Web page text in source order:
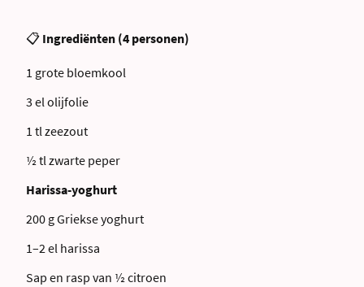
📋 Ingrediënten (4 personen)
1 grote bloemkool
3 el olijfolie
1 tl zeezout
½ tl zwarte peper
Harissa-yoghurt
200 g Griekse yoghurt
1–2 el harissa
Sap en rasp van ½ citroen